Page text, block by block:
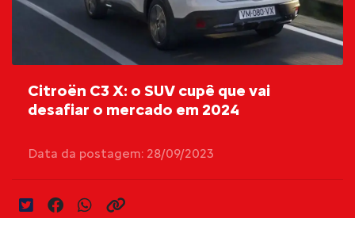
Citroën C3 X: o SUV cupê que vai
desafiar o mercado em 2024
Data da postagem: 28/09/2023